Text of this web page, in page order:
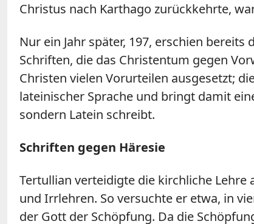
Christus nach Karthago zurückkehrte,
Nur ein Jahr später, 197, erschien
Schriften, die das Christentum gegen
Christen vielen Vorurteilen ausgesetzt;
lateinischer Sprache und bringt damit
sondern Latein schreibt.
Schriften gegen Häresie
Tertullian verteidigte die kirchliche
und Irrlehren. So versuchte er etwa, in
der Gott der Schöpfung. Da die